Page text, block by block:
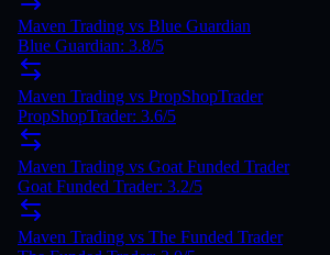
Maven Trading vs Blue Guardian
Blue Guardian: 3.8/5
Maven Trading vs PropShopTrader
PropShopTrader: 3.6/5
Maven Trading vs Goat Funded Trader
Goat Funded Trader: 3.2/5
Maven Trading vs The Funded Trader